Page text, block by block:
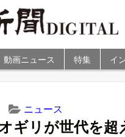
動画ニュース 特集 イ
ニュース
ギリが世代を